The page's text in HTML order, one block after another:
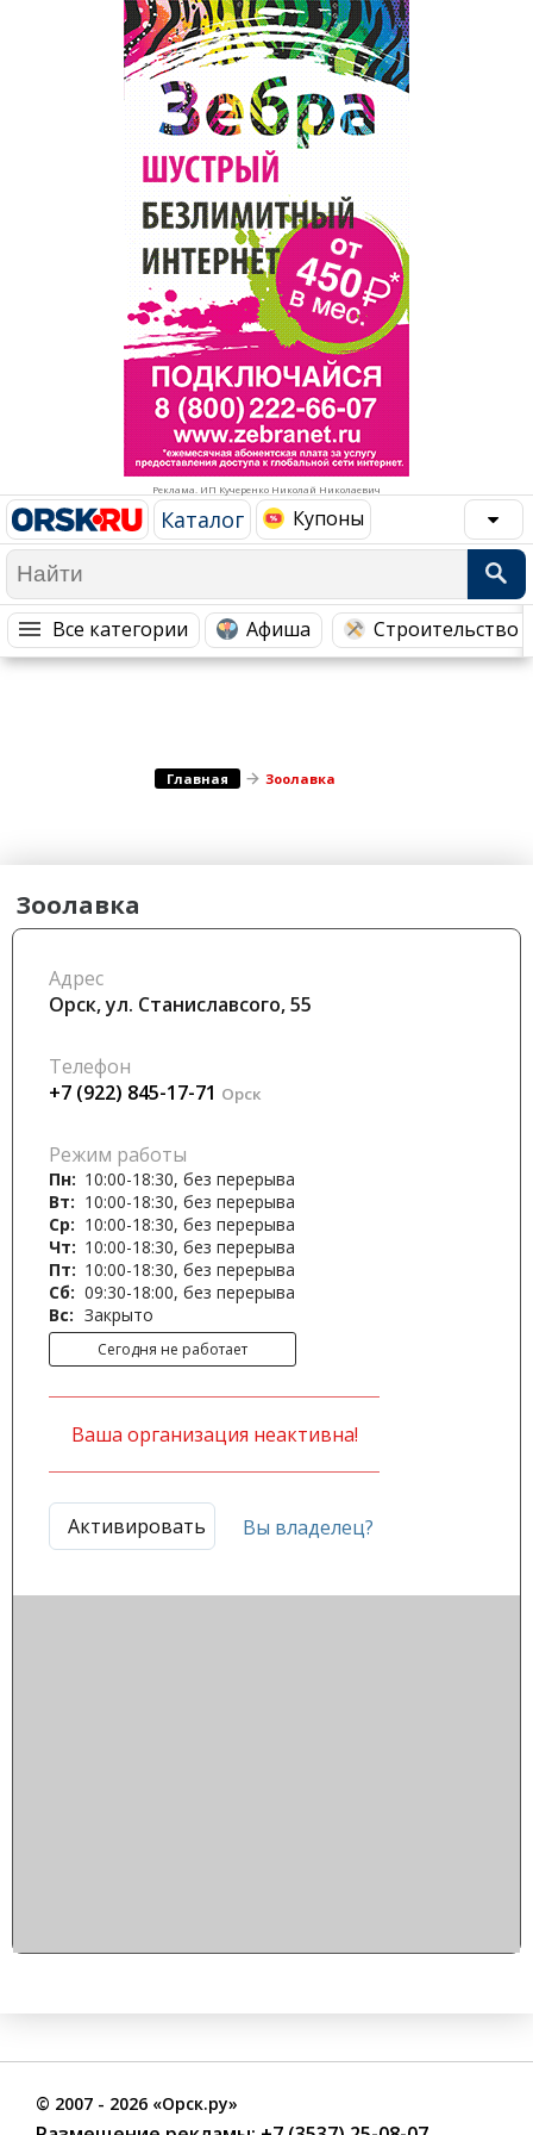
Реклама. ИП Кучеренко Николай Николаевич
Каталог Купоны
Все категории Афиша Строительство
Рестораны, кафе, бары
Развлечения и отдых
Спорт Фитнес
Недвижимость
Красота Косметология
Медицина Здоровье
Гостиницы
Торговля
Бизнес и финансы
Юристы, Экспертиза, Страхование
Ремонт
Социальные организации
Это интересно
Администрация
Промышленность
Городское хозяйство
Популярное →
Главная Зоолавка
Зоолавка
Адрес
Орск, ул. Станиславсого, 55
Телефон
+7 (922) 845-17-71 Орск
Режим работы
Пн: 10:00-18:30, без перерыва
Вт: 10:00-18:30, без перерыва
Ср: 10:00-18:30, без перерыва
Чт: 10:00-18:30, без перерыва
Пт: 10:00-18:30, без перерыва
Сб: 09:30-18:00, без перерыва
Вс: Закрыто
Сегодня не работает
Ваша организация неактивна!
Активировать Вы владелец?
© 2007 - 2026 «Орск.ру»